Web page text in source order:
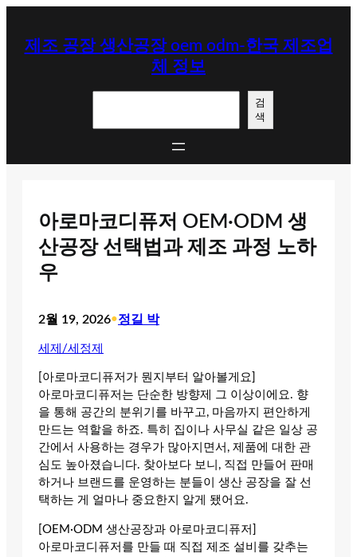
제조 공장 생산공장 oem odm-한국 제조업
체 정보
검
색
아로마코디퓨저 OEM·ODM 생
산공장 선택법과 제조 과정 노하
우
2월 19, 2026•정길 박
세제/세정제
[아로마코디퓨저가 뭔지부터 알아볼게요]
아로마코디퓨저는 단순한 방향제 그 이상이에요. 향
을 통해 공간의 분위기를 바꾸고, 마음까지 편안하게
만드는 역할을 하죠. 특히 집이나 사무실 같은 일상 공
간에서 사용하는 경우가 많아지면서, 제품에 대한 관
심도 높아졌습니다. 찾아보다 보니, 직접 만들어 판매
하거나 브랜드를 운영하는 분들이 생산 공장을 잘 선
택하는 게 얼마나 중요한지 알게 됐어요.
[OEM·ODM 생산공장과 아로마코디퓨저]
아로마코디퓨저를 만들 때 직접 제조 설비를 갖추는